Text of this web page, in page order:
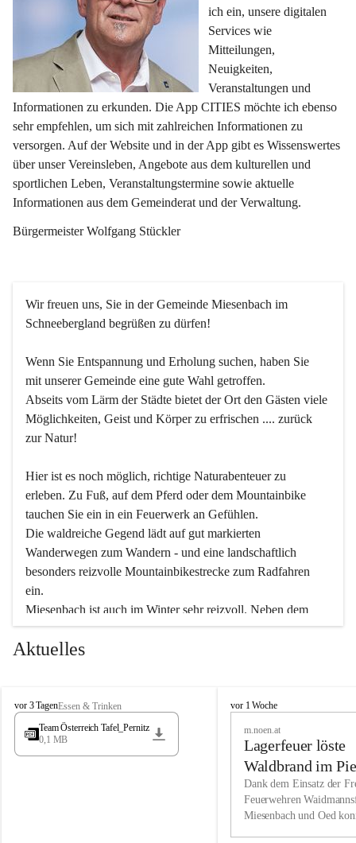
ich ein, unsere digitalen
Services wie
Mitteilungen,
Neuigkeiten,
Veranstaltungen und
Informationen zu erkunden. Die App CITIES möchte ich ebenso
sehr empfehlen, um sich mit zahlreichen Informationen zu
versorgen. Auf der Website und in der App gibt es Wissenswertes
über unser Vereinsleben, Angebote aus dem kulturellen und
sportlichen Leben, Veranstaltungstermine sowie aktuelle
Informationen aus dem Gemeinderat und der Verwaltung.
Bürgermeister Wolfgang Stückler
Wir freuen uns, Sie in der Gemeinde Miesenbach im
Schneebergland begrüßen zu dürfen!
Wenn Sie Entspannung und Erholung suchen, haben Sie
mit unserer Gemeinde eine gute Wahl getroffen.
Abseits vom Lärm der Städte bietet der Ort den Gästen viele
Möglichkeiten, Geist und Körper zu erfrischen .... zurück
zur Natur!
Hier ist es noch möglich, richtige Naturabenteuer zu
erleben. Zu Fuß, auf dem Pferd oder dem Mountainbike
tauchen Sie ein in ein Feuerwerk an Gefühlen.
Die waldreiche Gegend lädt auf gut markierten
Wanderwegen zum Wandern - und eine landschaftlich
besonders reizvolle Mountainbikestrecke zum Radfahren
ein.
Miesenbach ist auch im Winter sehr reizvoll. Neben dem
Eisstockschießen gibt es auf dem nahe gelegenen Unterberg
wunderschöne Naturschneepisten, die zum Schifahren oder
vielfältige Angebot unserer Kulturvereine.
Überzeugen Sie sich selbst, dass Sie in Miesenbach sowie
in den Beherbergungsbetrieben, Gaststätten und urigen
Wir kennen Miesenbach als lebens- und liebenswerten Ort.
Tradition und Innovation werden ebenso groß geschrieben
Aktuelles
M
i
s
vor 3 TagenEssen & Trinken
Team Österreich Tafel_Pernitz
0,1 MB
M
h
vor 1 Woche
m.noen.at
Lagerfeuer löste
Waldbrand im
aus
Dank dem Einsatz der
Feuerwehren
Miesenbach und Oed